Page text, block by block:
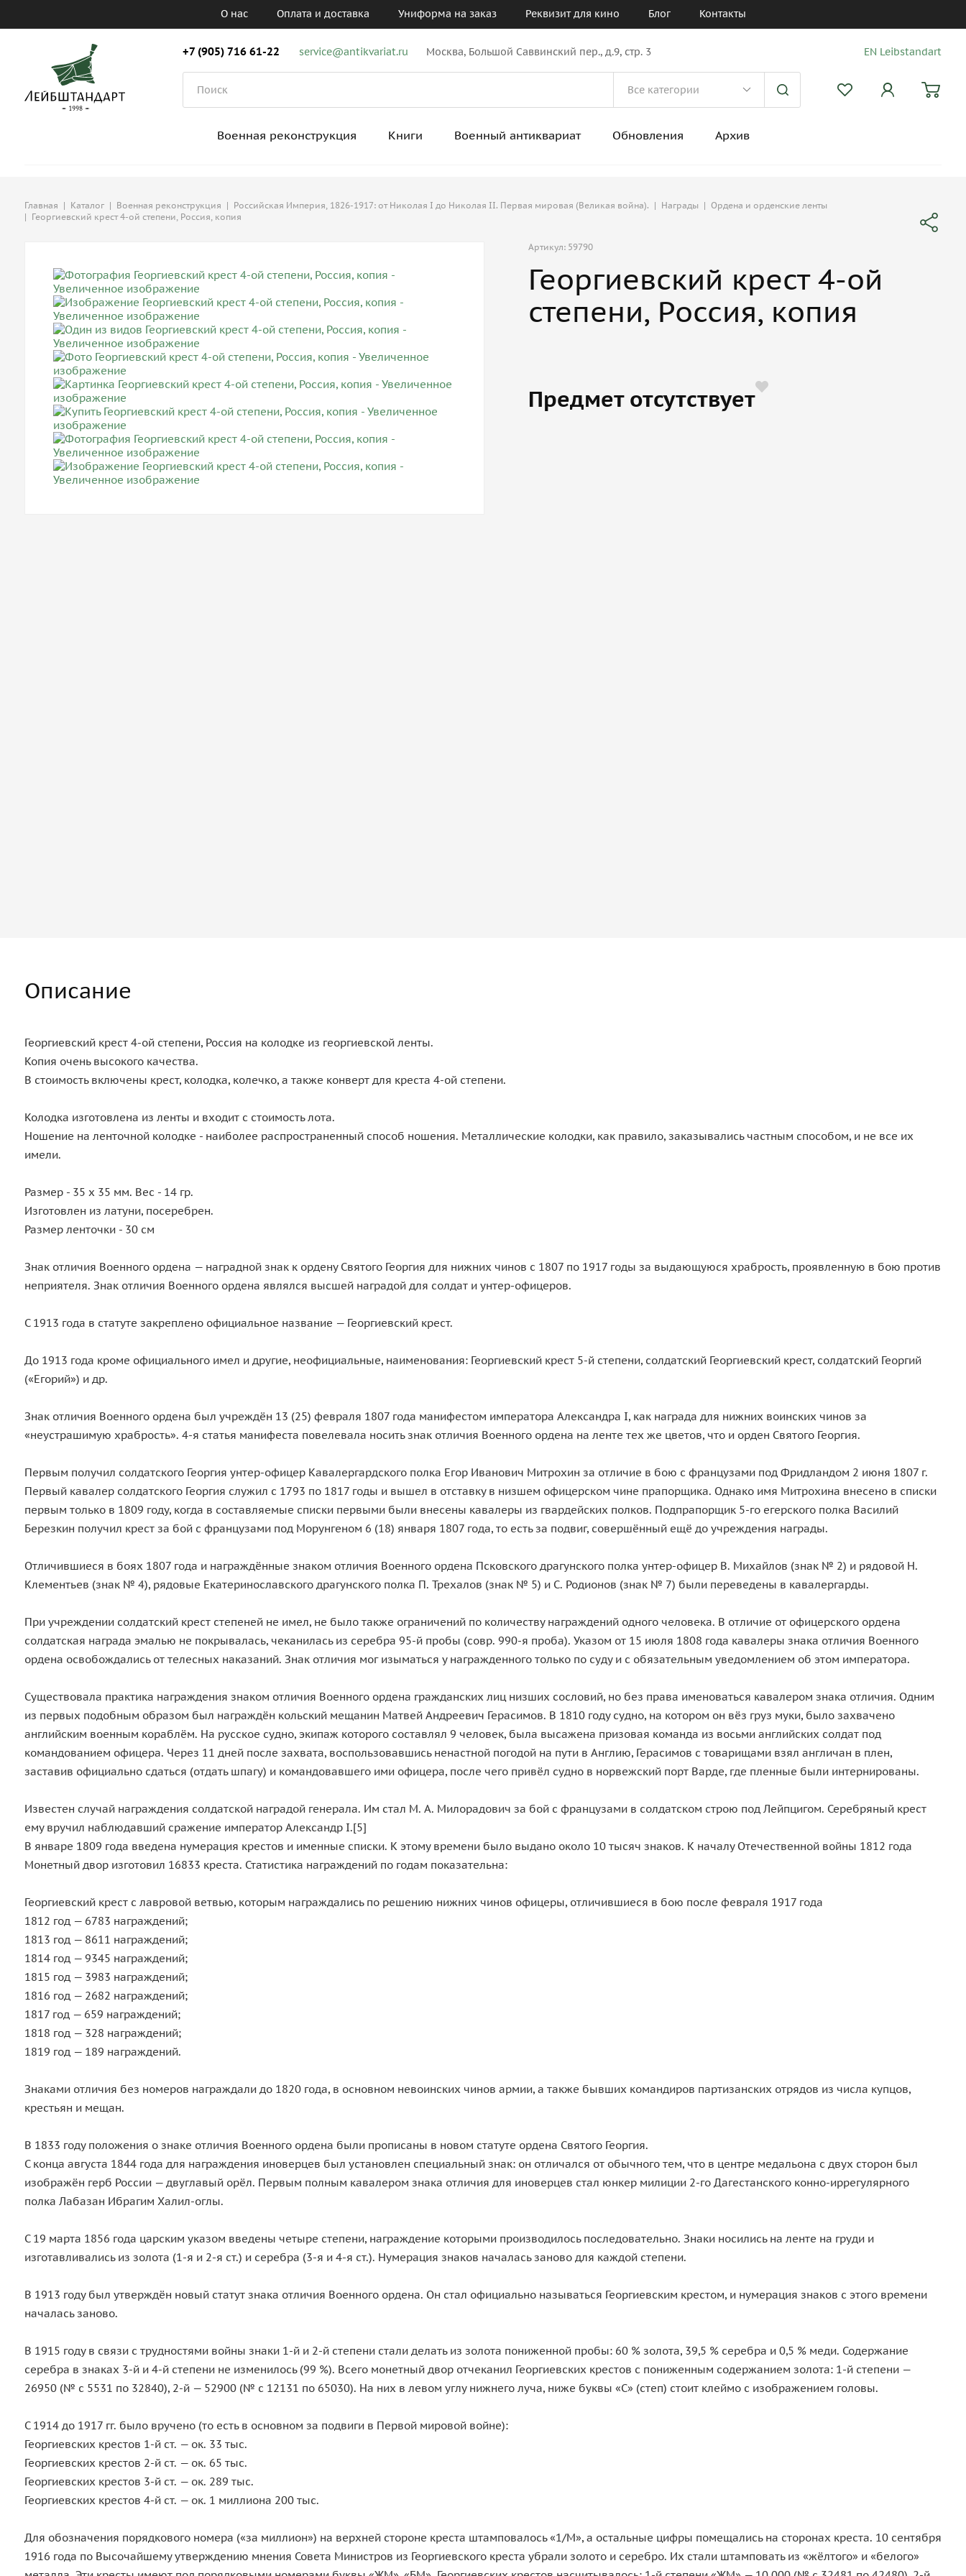
О нас Оплата и доставка Униформа на заказ Реквизит для кино Блог Контакты
+7 (905) 716 61-22 service@antikvariat.ru Москва, Большой Саввинский пер., д.9, стр. 3 EN Leibstandart
Военная реконструкция Книги Военный антиквариат Обновления Архив
Главная | Каталог | Военная реконструкция | Российская Империя, 1826-1917: от Николая I до Николая II. Первая мировая (Великая война). | Награды | Ордена и орденские ленты
| Георгиевский крест 4-ой степени, Россия, копия
Артикул: 59790
Георгиевский крест 4-ой
степени, Россия, копия
Предмет отсутствует
Описание
Георгиевский крест 4-ой степени, Россия на колодке из георгиевской ленты.
Копия очень высокого качества.
В стоимость включены крест, колодка, колечко, а также конверт для креста 4-ой степени.
Колодка изготовлена из ленты и входит с стоимость лота.
Ношение на ленточной колодке - наиболее распространенный способ ношения. Металлические колодки, как правило, заказывались частным способом, и не все их
имели.
Размер - 35 х 35 мм. Вес - 14 гр.
Изготовлен из латуни, посеребрен.
Размер ленточки - 30 см
Знак отличия Военного ордена — наградной знак к ордену Святого Георгия для нижних чинов с 1807 по 1917 годы за выдающуюся храбрость, проявленную в бою против
неприятеля. Знак отличия Военного ордена являлся высшей наградой для солдат и унтер-офицеров.
С 1913 года в статуте закреплено официальное название — Георгиевский крест.
До 1913 года кроме официального имел и другие, неофициальные, наименования: Георгиевский крест 5-й степени, солдатский Георгиевский крест, солдатский Георгий
(«Егорий») и др.
Знак отличия Военного ордена был учреждён 13 (25) февраля 1807 года манифестом императора Александра I, как награда для нижних воинских чинов за
«неустрашимую храбрость». 4-я статья манифеста повелевала носить знак отличия Военного ордена на ленте тех же цветов, что и орден Святого Георгия.
Первым получил солдатского Георгия унтер-офицер Кавалергардского полка Егор Иванович Митрохин за отличие в бою с французами под Фридландом 2 июня 1807 г.
Первый кавалер солдатского Георгия служил с 1793 по 1817 годы и вышел в отставку в низшем офицерском чине прапорщика. Однако имя Митрохина внесено в списки
первым только в 1809 году, когда в составляемые списки первыми были внесены кавалеры из гвардейских полков. Подпрапорщик 5-го егерского полка Василий
Березкин получил крест за бой с французами под Морунгеном 6 (18) января 1807 года, то есть за подвиг, совершённый ещё до учреждения награды.
Отличившиеся в боях 1807 года и награждённые знаком отличия Военного ордена Псковского драгунского полка унтер-офицер В. Михайлов (знак № 2) и рядовой Н.
Клементьев (знак № 4), рядовые Екатеринославского драгунского полка П. Трехалов (знак № 5) и С. Родионов (знак № 7) были переведены в кавалергарды.
При учреждении солдатский крест степеней не имел, не было также ограничений по количеству награждений одного человека. В отличие от офицерского ордена
солдатская награда эмалью не покрывалась, чеканилась из серебра 95-й пробы (совр. 990-я проба). Указом от 15 июля 1808 года кавалеры знака отличия Военного
ордена освобождались от телесных наказаний. Знак отличия мог изыматься у награжденного только по суду и с обязательным уведомлением об этом императора.
Существовала практика награждения знаком отличия Военного ордена гражданских лиц низших сословий, но без права именоваться кавалером знака отличия. Одним
из первых подобным образом был награждён кольский мещанин Матвей Андреевич Герасимов. В 1810 году судно, на котором он вёз груз муки, было захвачено
английским военным кораблём. На русское судно, экипаж которого составлял 9 человек, была высажена призовая команда из восьми английских солдат под
командованием офицера. Через 11 дней после захвата, воспользовавшись ненастной погодой на пути в Англию, Герасимов с товарищами взял англичан в плен,
заставив официально сдаться (отдать шпагу) и командовавшего ими офицера, после чего привёл судно в норвежский порт Варде, где пленные были интернированы.
Известен случай награждения солдатской наградой генерала. Им стал М. А. Милорадович за бой с французами в солдатском строю под Лейпцигом. Серебряный крест
ему вручил наблюдавший сражение император Александр I.[5]
В январе 1809 года введена нумерация крестов и именные списки. К этому времени было выдано около 10 тысяч знаков. К началу Отечественной войны 1812 года
Монетный двор изготовил 16833 креста. Статистика награждений по годам показательна:
Георгиевский крест с лавровой ветвью, которым награждались по решению нижних чинов офицеры, отличившиеся в бою после февраля 1917 года
1812 год — 6783 награждений;
1813 год — 8611 награждений;
1814 год — 9345 награждений;
1815 год — 3983 награждений;
1816 год — 2682 награждений;
1817 год — 659 награждений;
1818 год — 328 награждений;
1819 год — 189 награждений.
Знаками отличия без номеров награждали до 1820 года, в основном невоинских чинов армии, а также бывших командиров партизанских отрядов из числа купцов,
крестьян и мещан.
В 1833 году положения о знаке отличия Военного ордена были прописаны в новом статуте ордена Святого Георгия.
С конца августа 1844 года для награждения иноверцев был установлен специальный знак: он отличался от обычного тем, что в центре медальона с двух сторон был
изображён герб России — двуглавый орёл. Первым полным кавалером знака отличия для иноверцев стал юнкер милиции 2-го Дагестанского конно-иррегулярного
полка Лабазан Ибрагим Халил-оглы.
С 19 марта 1856 года царским указом введены четыре степени, награждение которыми производилось последовательно. Знаки носились на ленте на груди и
изготавливались из золота (1-я и 2-я ст.) и серебра (3-я и 4-я ст.). Нумерация знаков началась заново для каждой степени.
В 1913 году был утверждён новый статут знака отличия Военного ордена. Он стал официально называться Георгиевским крестом, и нумерация знаков с этого времени
началась заново.
В 1915 году в связи с трудностями войны знаки 1-й и 2-й степени стали делать из золота пониженной пробы: 60 % золота, 39,5 % серебра и 0,5 % меди. Содержание
серебра в знаках 3-й и 4-й степени не изменилось (99 %). Всего монетный двор отчеканил Георгиевских крестов с пониженным содержанием золота: 1-й степени —
26950 (№ с 5531 по 32840), 2-й — 52900 (№ с 12131 по 65030). На них в левом углу нижнего луча, ниже буквы «С» (степ) стоит клеймо с изображением головы.
С 1914 до 1917 гг. было вручено (то есть в основном за подвиги в Первой мировой войне):
Георгиевских крестов 1-й ст. — ок. 33 тыс.
Георгиевских крестов 2-й ст. — ок. 65 тыс.
Георгиевских крестов 3-й ст. — ок. 289 тыс.
Георгиевских крестов 4-й ст. — ок. 1 миллиона 200 тыс.
Для обозначения порядкового номера («за миллион») на верхней стороне креста штамповалось «1/М», а остальные цифры помещались на сторонах креста. 10 сентября
1916 года по Высочайшему утверждению мнения Совета Министров из Георгиевского креста убрали золото и серебро. Их стали штамповать из «жёлтого» и «белого»